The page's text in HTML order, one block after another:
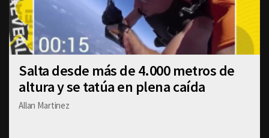
Salta desde más de 4.000 metros de
altura y se tatúa en plena caída
Allan Martinez